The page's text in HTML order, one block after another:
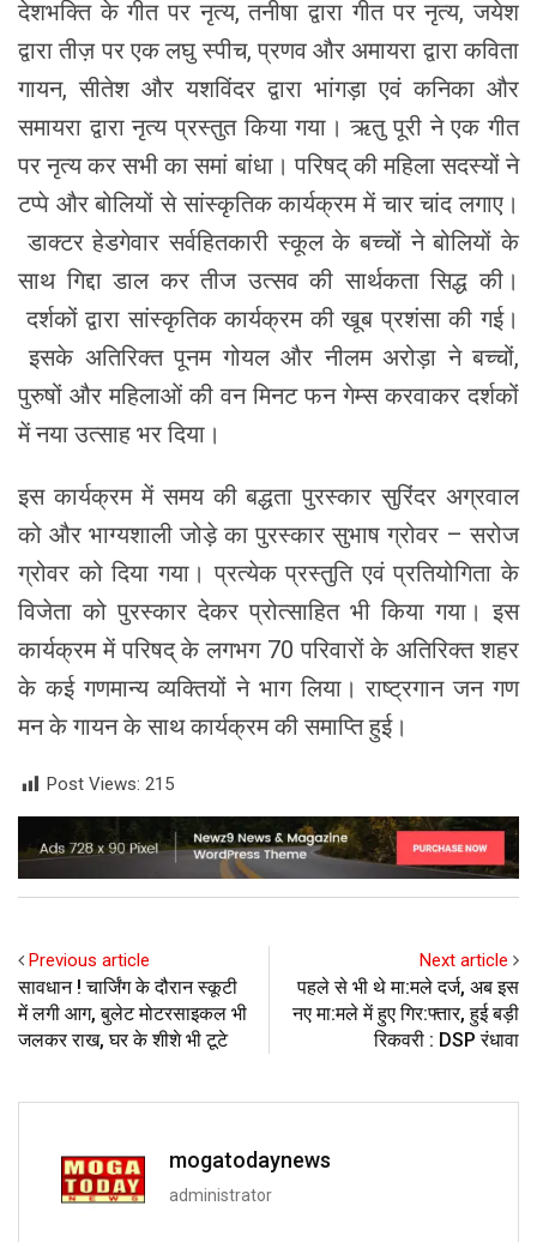
देशभक्ति के गीत पर नृत्य, तनीषा द्वारा गीत पर नृत्य, जयेश
द्वारा तीज़ पर एक लघु स्पीच, प्रणव और अमायरा द्वारा कविता
गायन, सीतेश और यशविंदर द्वारा भांगड़ा एवं कनिका और
समायरा द्वारा नृत्य प्रस्तुत किया गया। ऋतु पूरी ने एक गीत
पर नृत्य कर सभी का समां बांधा। परिषद् की महिला सदस्यों ने
टप्पे और बोलियों से सांस्कृतिक कार्यक्रम में चार चांद लगाए।
डाक्टर हेडगेवार सर्वहितकारी स्कूल के बच्चों ने बोलियों के
साथ गिद्दा डाल कर तीज उत्सव की सार्थकता सिद्ध की।
दर्शकों द्वारा सांस्कृतिक कार्यक्रम की खूब प्रशंसा की गई।
इसके अतिरिक्त पूनम गोयल और नीलम अरोड़ा ने बच्चों,
पुरुषों और महिलाओं की वन मिनट फन गेम्स करवाकर दर्शकों
में नया उत्साह भर दिया।
इस कार्यक्रम में समय की बद्धता पुरस्कार सुरिंदर अग्रवाल
को और भाग्यशाली जोड़े का पुरस्कार सुभाष ग्रोवर – सरोज
ग्रोवर को दिया गया। प्रत्येक प्रस्तुति एवं प्रतियोगिता के
विजेता को पुरस्कार देकर प्रोत्साहित भी किया गया। इस
कार्यक्रम में परिषद् के लगभग 70 परिवारों के अतिरिक्त शहर
के कई गणमान्य व्यक्तियों ने भाग लिया। राष्ट्रगान जन गण
मन के गायन के साथ कार्यक्रम की समाप्ति हुई।
Post Views: 215
Previous article
सावधान ! चार्जिंग के दौरान स्कूटी
में लगी आग, बुलेट मोटरसाइकल भी
जलकर राख, घर के शीशे भी टूटे
Next article
पहले से भी थे मा:मले दर्ज, अब इस
नए मा:मले में हुए गिर:फ्तार, हुई बड़ी
रिकवरी : DSP रंधावा
mogatodaynews
administrator